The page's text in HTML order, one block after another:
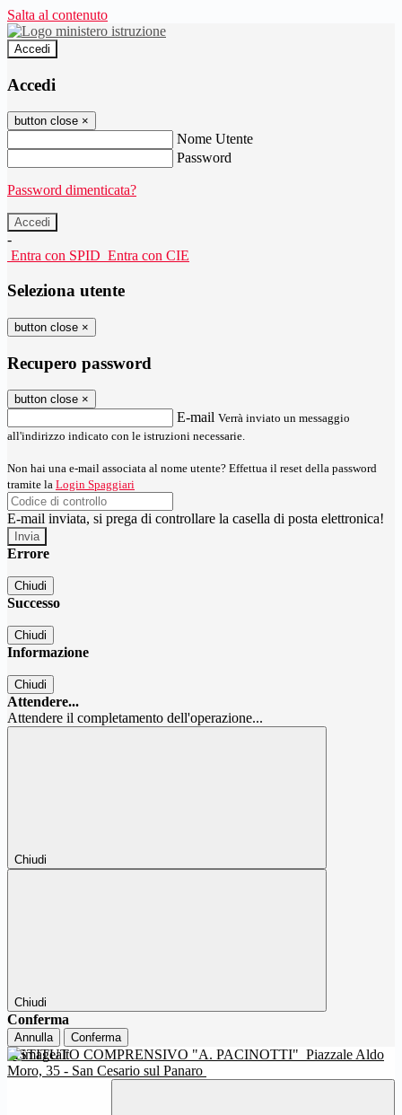
Salta al contenuto
Accedi
Accedi
button close ×
Nome Utente
Password
Password dimenticata?
-
Entra con SPID Entra con CIE
Seleziona utente
button close ×
Recupero password
button close ×
E-mail Verrà inviato un messaggio
all'indirizzo indicato con le istruzioni necessarie.
Non hai una e-mail associata al nome utente? Effettua il reset della password
tramite la Login Spaggiari
E-mail inviata, si prega di controllare la casella di posta elettronica!
Errore
Chiudi
Successo
Chiudi
Informazione
Chiudi
Attendere...
Attendere il completamento dell'operazione...
Chiudi
Chiudi
Conferma
Annulla Conferma
ISTITUTO COMPRENSIVO "A. PACINOTTI" Piazzale Aldo
Moro, 35 - San Cesario sul Panaro